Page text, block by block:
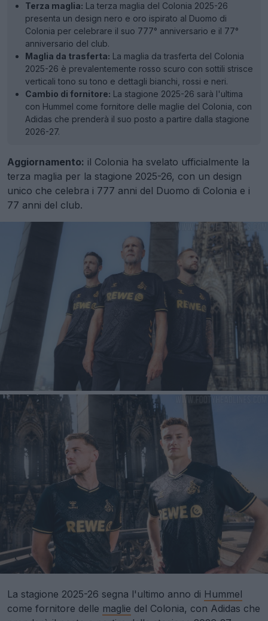
Terza maglia: La terza maglia del Colonia 2025-26
presenta un design nero e oro ispirato al Duomo di
Colonia per celebrare il suo 777° anniversario e il 77°
anniversario del club.
Maglia da trasferta: La maglia da trasferta del Colonia
2025-26 è prevalentemente rosso scuro con sottili strisce
verticali tono su tono e dettagli bianchi, rossi e neri.
Cambio di fornitore: La stagione 2025-26 sarà l'ultima
con Hummel come fornitore delle maglie del Colonia, con
Adidas che prenderà il suo posto a partire dalla stagione
2026-27.
Aggiornamento: il Colonia ha svelato ufficialmente la
terza maglia per la stagione 2025-26, con un design
unico che celebra i 777 anni del Duomo di Colonia e i
77 anni del club.
La stagione 2025-26 segna l'ultimo anno di Hummel
come fornitore delle maglie del Colonia, con Adidas che